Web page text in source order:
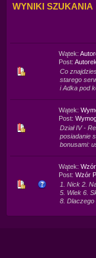
WYNIKI SZUKANIA
Wątek:
Post:
Co
starego
i Adka pod
Wątek:
Post:
Dział IV -
posiadanie
bonusami:
Wątek:
Post: Wzór
1. Nick 2.
5. Wiek 6.
8. Dlaczego